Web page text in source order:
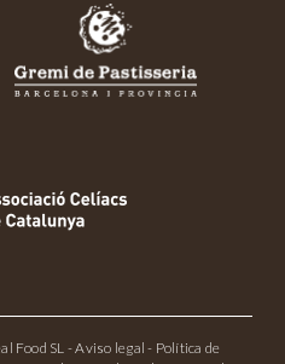
Food SL -Aviso legal - Política de